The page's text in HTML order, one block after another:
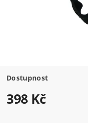
Dostupnost
398 Kč